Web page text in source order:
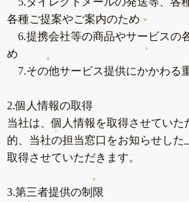
各種ご提案やご案内のため
6.提携会社等の商品やサービスの
め
7.その他サービス提供にかかわる
2.個人情報の取得
当社は、個人情報を取得させていた
的、当社の担当窓口をお知らせした
取得させていただきます。
3.第三者提供の制限